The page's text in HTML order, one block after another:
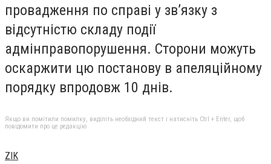
провадження по справі у зв’язку з
відсутністю складу події
адмінправопорушення. Сторони можуть
оскаржити цю постанову в апеляційному
порядку впродовж 10 днів.
Якщо ви помітили помилку, виділіть необхідний текст і натисніть Ctrl + Enter, щоб
повідомити про це редакцію
ZIK